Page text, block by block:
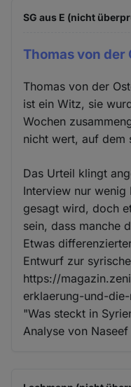
SG aus E (nicht
Thomas von der
Thomas von der
ist ein Witz, sie
Wochen
nicht wert, auf dem
Das Urteil klingt
Interview nur wenig
gesagt wird, doch
sein, dass manche
Etwas
Entwurf zur
https://
erklaerung-und-
"Was steckt in
Analyse von Naseef